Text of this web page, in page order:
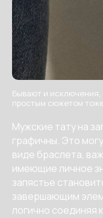
Бывают и исключения,
простым сюжетом
Мужские тату на
графичны. Это
виде браслета,
имеющие личное
запястье
завершающим
логично соединяя